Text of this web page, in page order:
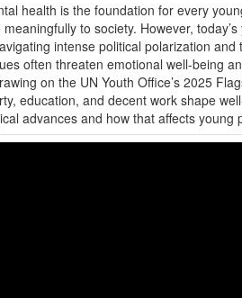
health is the foundation for every
to society. However,
intense political polarization
often threaten emotional well-being
on the UN Youth Office’s 2025
education, and decent work shape
advances and how that affects young